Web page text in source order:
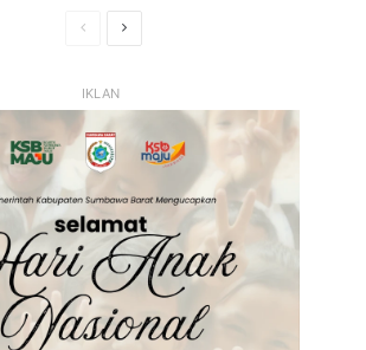
HalamanHalaman
IKLAN